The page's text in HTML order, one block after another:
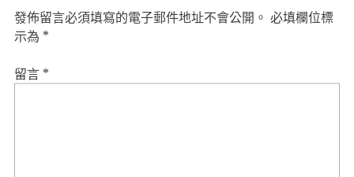
發佈留言必須填寫的電子郵件地址不會公開。 必填欄位標
示為 *
留言 *